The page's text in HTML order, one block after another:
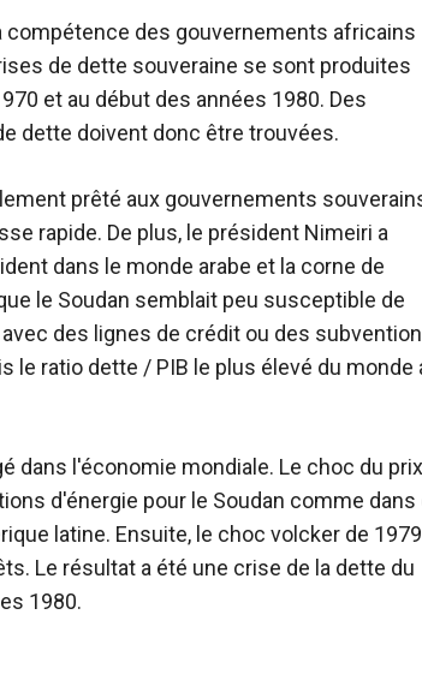
compétence des gouvernements africains
de dette souveraine se sont produites
et au début des années 1980. Des
dette doivent donc être trouvées.
prêté aux gouvernements
rapide. De plus, le président Nimeiri a
dans le monde arabe et la corne de
le Soudan semblait peu susceptible de
des lignes de crédit ou des
le ratio dette / PIB le plus élevé du monde
dans l'économie mondiale. Le choc du
d'énergie pour le Soudan comme dans
latine. Ensuite, le choc volcker de
Le résultat a été une crise de la dette du
1980.